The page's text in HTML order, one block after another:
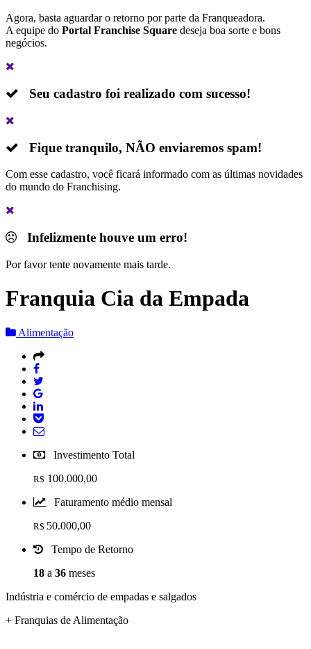
Agora, basta aguardar o retorno por parte da Franqueadora.
A equipe do Portal Franchise Square deseja boa sorte e bons
negócios.
Seu cadastro foi realizado com sucesso!
Fique tranquilo, NÃO enviaremos spam!
Com esse cadastro, você ficará informado com as últimas novidades
do mundo do Franchising.
Infelizmente houve um erro!
Por favor tente novamente mais tarde.
Franquia Cia da Empada
Alimentação
Investimento Total
R$ 100.000,00
Faturamento médio mensal
R$ 50.000,00
Tempo de Retorno
18 a 36 meses
Indústria e comércio de empadas e salgados
+ Franquias de Alimentação